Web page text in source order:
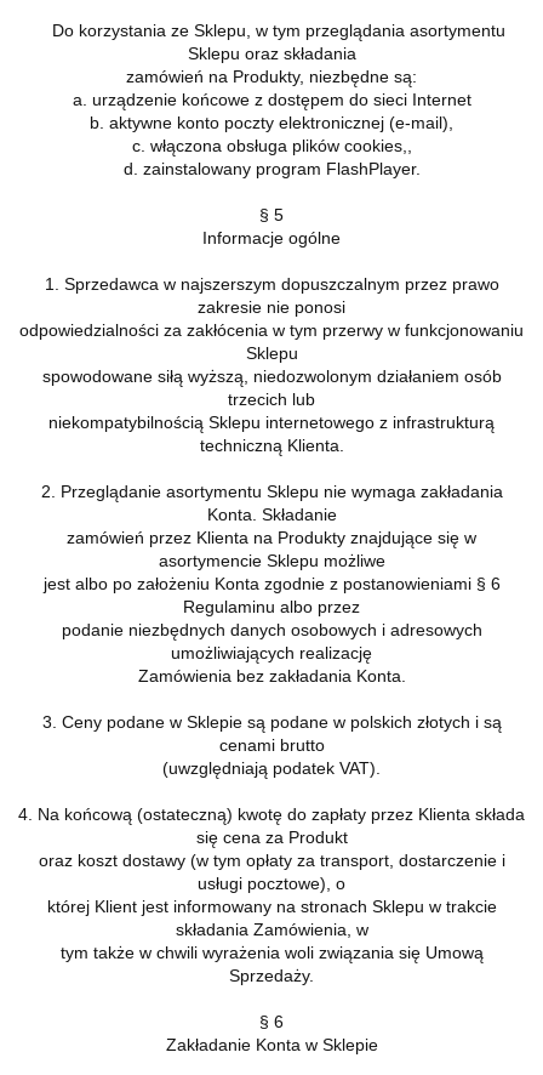
Do korzystania ze Sklepu, w tym przeglądania asortymentu
Sklepu oraz składania
zamówień na Produkty, niezbędne są:
a. urządzenie końcowe z dostępem do sieci Internet
b. aktywne konto poczty elektronicznej (e-mail),
c. włączona obsługa plików cookies,,
d. zainstalowany program FlashPlayer.
§ 5
Informacje ogólne
1. Sprzedawca w najszerszym dopuszczalnym przez prawo
zakresie nie ponosi
odpowiedzialności za zakłócenia w tym przerwy w funkcjonowaniu
Sklepu
spowodowane siłą wyższą, niedozwolonym działaniem osób
trzecich lub
niekompatybilnością Sklepu internetowego z infrastrukturą
techniczną Klienta.
2. Przeglądanie asortymentu Sklepu nie wymaga zakładania
Konta. Składanie
zamówień przez Klienta na Produkty znajdujące się w
asortymencie Sklepu możliwe
jest albo po założeniu Konta zgodnie z postanowieniami § 6
Regulaminu albo przez
podanie niezbędnych danych osobowych i adresowych
umożliwiających realizację
Zamówienia bez zakładania Konta.
3. Ceny podane w Sklepie są podane w polskich złotych i są
cenami brutto
(uwzględniają podatek VAT).
4. Na końcową (ostateczną) kwotę do zapłaty przez Klienta składa
się cena za Produkt
oraz koszt dostawy (w tym opłaty za transport, dostarczenie i
usługi pocztowe), o
której Klient jest informowany na stronach Sklepu w trakcie
składania Zamówienia, w
tym także w chwili wyrażenia woli związania się Umową
Sprzedaży.
§ 6
Zakładanie Konta w Sklepie